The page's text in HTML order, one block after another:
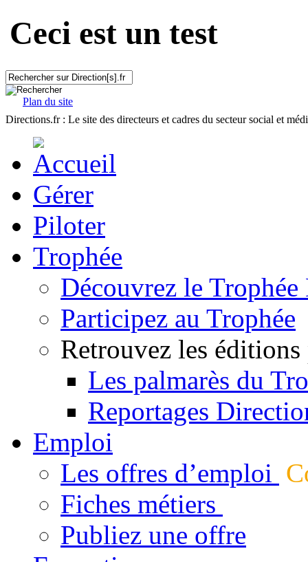
Ceci est un test
Plan du site
Directions.fr : Le site des directeurs et cadres du secteur social et
Gérer
Piloter
Trophée
Découvrez le
Participez au Trophée
Retrouvez les éditions
Les palmarès du
Reportages
Emploi
Les offres d’emploi
Fiches métiers
Publiez une offre